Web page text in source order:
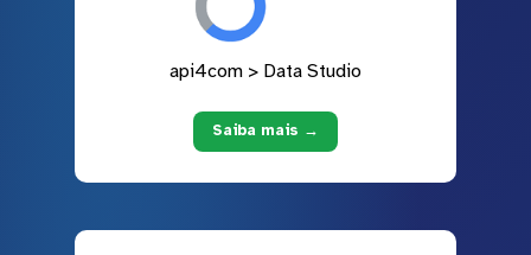
api4com > Data Studio
Saiba mais →